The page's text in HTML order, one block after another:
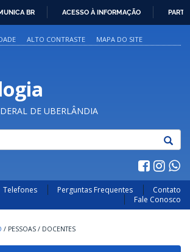
PARA
O
BR ACESSO À INFORMAÇÃO
ALTO CONTRASTE MAPA DO SITE
DE UBERLÂNDIA
Telefones Perguntas Frequentes
Contato
Fale Conosco
/ PESSOAS / DOCENTES